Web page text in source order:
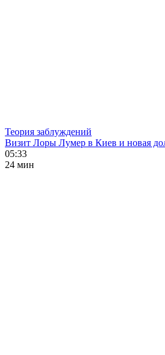
Теория заблуждений
Визит Лоры Лумер в Киев и новая
05:33
24 мин